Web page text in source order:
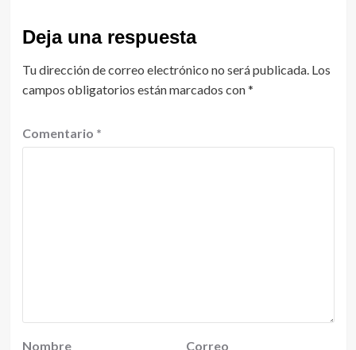
Deja una respuesta
Tu dirección de correo electrónico no será publicada. Los
campos obligatorios están marcados con*
Comentario *
Nombre Correo